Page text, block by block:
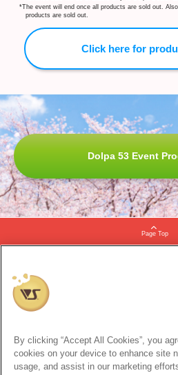
*The event will end once all products are sold out.
products are sold out.
Click here for
Dolpa 53 Event
Page Top
Blog
Official X
Official Instagram
SD Official YouTube Channel
By clicking “Accept All Cookies”, you
cookies on your device to enhance site
usage, and assist in our marketing